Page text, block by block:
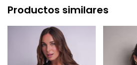
Productos similares